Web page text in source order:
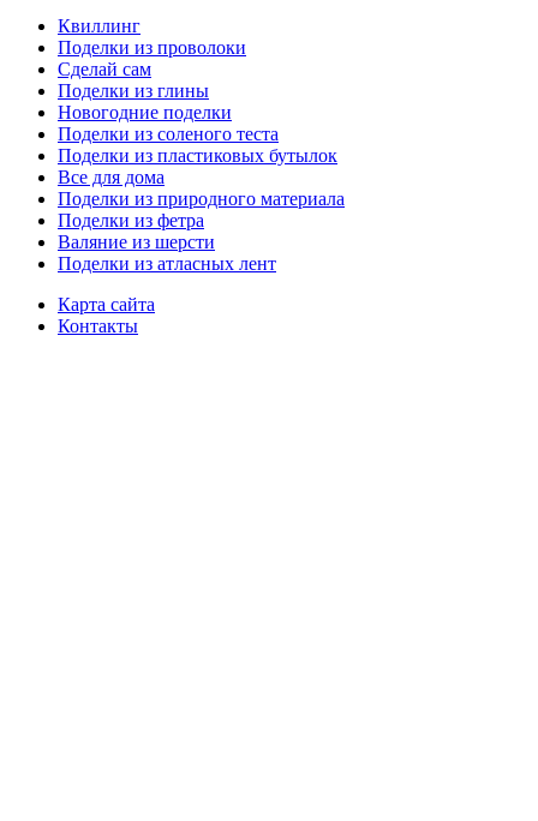
Квиллинг
Поделки из проволоки
Сделай сам
Поделки из глины
Новогодние поделки
Поделки из соленого теста
Поделки из пластиковых бутылок
Все для дома
Поделки из природного материала
Поделки из фетра
Валяние из шерсти
Поделки из атласных лент
Карта сайта
Контакты